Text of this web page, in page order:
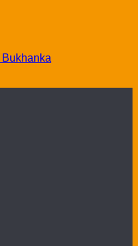
Bukhanka